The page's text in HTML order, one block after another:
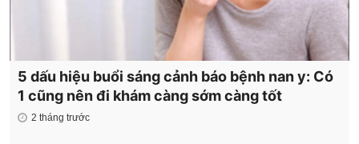
5 dấu hiệu buổi sáng cảnh báo bệnh nan y: Có
1 cũng nên đi khám càng sớm càng tốt
2 tháng trước